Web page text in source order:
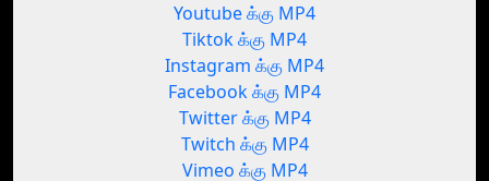
Youtube க்கு MP4
Tiktok க்கு MP4
Instagram க்கு MP4
Facebook க்கு MP4
Twitter க்கு MP4
Twitch க்கு MP4
Vimeo க்கு MP4